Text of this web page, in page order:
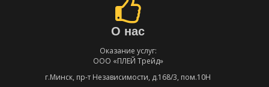
О нас
Оказание услуг:
ООО «ПЛЕЙ Трейд»
г.Минск, пр-т Независимости, д.168/3, пом.10Н